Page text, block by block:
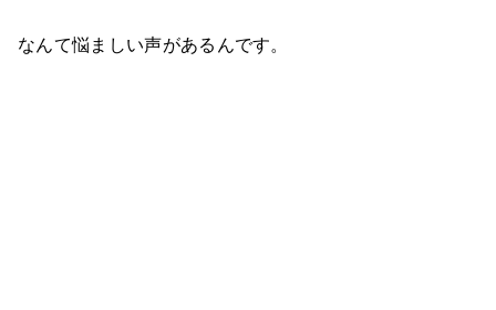
なんて悩ましい声があるんです。